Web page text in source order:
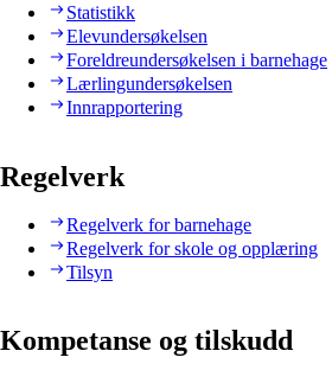
Statistikk
Elevundersøkelsen
Foreldreundersøkelsen i barnehage
Lærlingundersøkelsen
Innrapportering
Regelverk
Regelverk for barnehage
Regelverk for skole og opplæring
Tilsyn
Kompetanse og tilskudd